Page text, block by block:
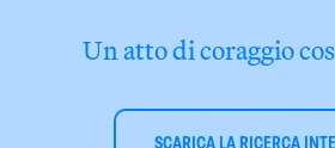
Un atto di coraggio
SCARICA LA RICERCA